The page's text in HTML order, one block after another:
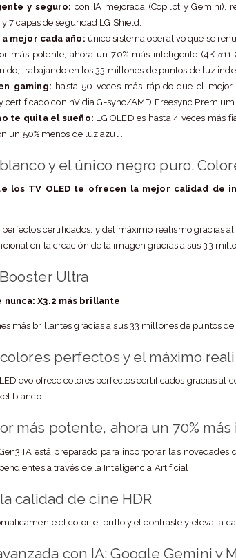
y seguro: con IA mejorada (Copilot y Gemini),
7 capas de seguridad LG Shield.
mejor cada año: único sistema operativo que se
más potente, ahora un 70% más inteligente (4K
trabajando en los 33 millones de puntos de luz
gaming: hasta 50 veces más rápido que el
certificado con nVidia G-sync/AMD Freesync
te quita el sueño: LG OLED es hasta 4 veces más
un 50% menos de luz azul .
y el único negro puro.
los TV OLED te ofrecen la mejor calidad de
certificados, y del máximo realismo gracias
en la creación de la imagen gracias a sus 33
Ultra
X3.2 más brillante
más brillantes gracias a sus 33 millones de puntos
perfectos y el máximo
evo ofrece colores perfectos certificados gracias
blanco.
más potente, ahora un 70%
IA está preparado para incorporar las
a través de la Inteligencia Artificial.
calidad de cine HDR
el color, el brillo y el contraste y eleva la
con IA: Google Gemini y